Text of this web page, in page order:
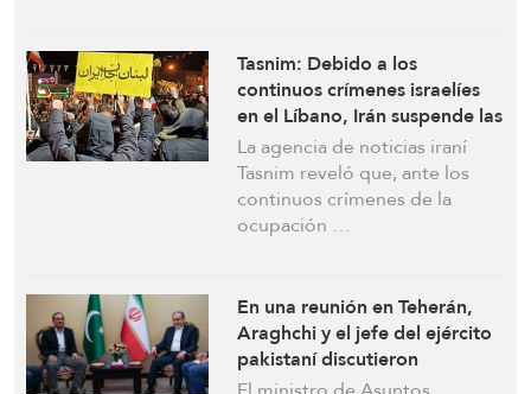
Tasnim: Debido a los
continuos crímenes israelíes
en el Líbano, Irán suspende las
conversaciones con EEUU
La agencia de noticias iraní
Tasnim reveló que, ante los
continuos crímenes de la
ocupación …
En una reunión en Teherán,
Araghchi y el jefe del ejército
pakistaní discutieron
iniciativas diplomáticas para